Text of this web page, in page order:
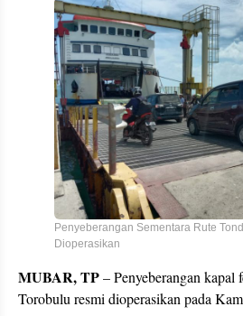
Penyeberangan Sementara Rute
Dioperasikan
MUBAR, TP– Penyeberangan kapal
Torobulu resmi dioperasikan pada